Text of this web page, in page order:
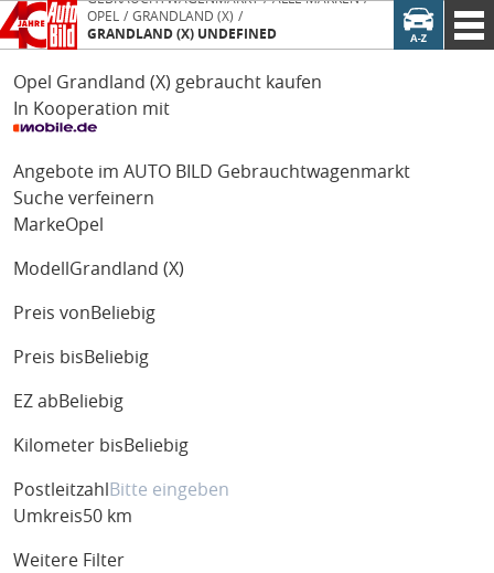
OPEL
GRANDLAND (X)
GRANDLAND (X) UNDEFINED
Opel Grandland (X) gebraucht kaufen
In Kooperation mit
Angebote im AUTO BILD Gebrauchtwagenmarkt
Suche verfeinern
MarkeOpel
Modell Grandland (X)
Preis von Beliebig
Preis bis Beliebig
EZ ab Beliebig
Kilometer bis Beliebig
Postleitzahl
Umkreis50 km
Weitere Filter